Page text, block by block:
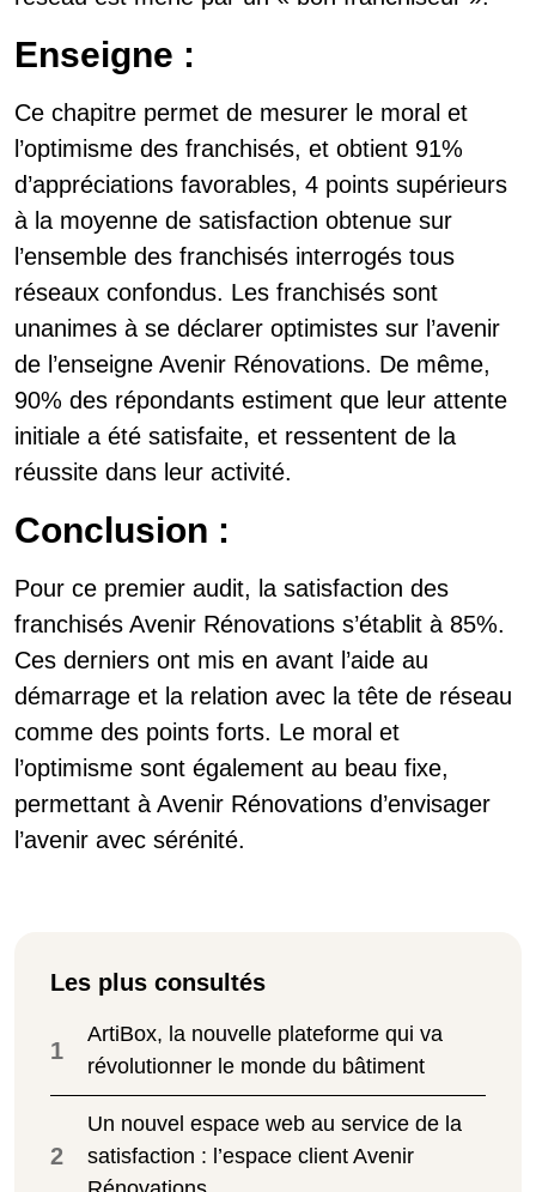
Enseigne :
Ce chapitre permet de mesurer le moral et
l’optimisme des franchisés, et obtient 91%
d’appréciations favorables, 4 points supérieurs
à la moyenne de satisfaction obtenue sur
l’ensemble des franchisés interrogés tous
réseaux confondus. Les franchisés sont
unanimes à se déclarer optimistes sur l’avenir
de l’enseigne Avenir Rénovations. De même,
90% des répondants estiment que leur attente
initiale a été satisfaite, et ressentent de la
réussite dans leur activité.
Conclusion :
Pour ce premier audit, la satisfaction des
franchisés Avenir Rénovations s’établit à 85%.
Ces derniers ont mis en avant l’aide au
démarrage et la relation avec la tête de réseau
comme des points forts. Le moral et
l’optimisme sont également au beau fixe,
permettant à Avenir Rénovations d’envisager
l’avenir avec sérénité.
Les plus consultés
1
ArtiBox, la nouvelle plateforme qui va
révolutionner le monde du bâtiment
2
Un nouvel espace web au service de la
satisfaction : l’espace client Avenir